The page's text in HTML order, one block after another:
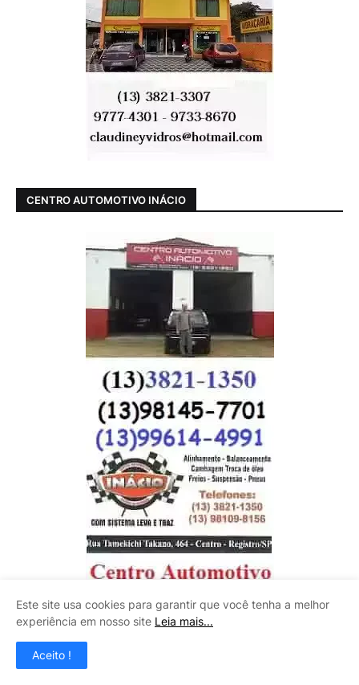
CENTRO AUTOMOTIVO INÁCIO
EVENTOS ACER (RBBC)
Este site usa cookies para garantir que você tenha a melhor
experiência em nosso site Leia mais...
Aceito !